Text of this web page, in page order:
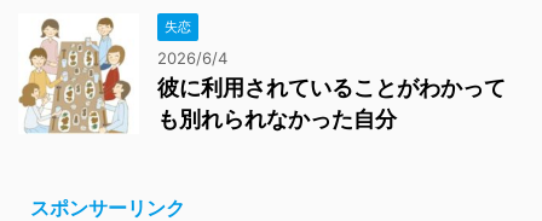
失恋
2026/6/4
彼に利用されていることがわかって
も別れられなかった自分
スポンサーリンク